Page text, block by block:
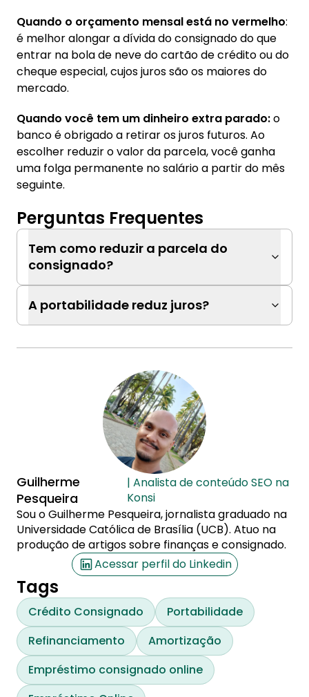
Quando o orçamento mensal está no vermelho:
é melhor alongar a dívida do consignado do que
entrar na bola de neve do cartão de crédito ou do
cheque especial, cujos juros são os maiores do
mercado.
Quando você tem um dinheiro extra parado:o
banco é obrigado a retirar os juros futuros. Ao
escolher reduzir o valor da parcela, você ganha
uma folga permanente no salário a partir do mês
seguinte.
Perguntas Frequentes
Tem como reduzir a parcela do
consignado?
A portabilidade reduz juros?
Guilherme
Pesqueira
| Analista de conteúdo SEO na
Konsi
Sou o Guilherme Pesqueira, jornalista graduado na
Universidade Católica de Brasília (UCB). Atuo na
produção de artigos sobre finanças e consignado.
Acessar perfil do Linkedin
Tags
Crédito Consignado
Portabilidade
Refinanciamento
Amortização
Empréstimo consignado online